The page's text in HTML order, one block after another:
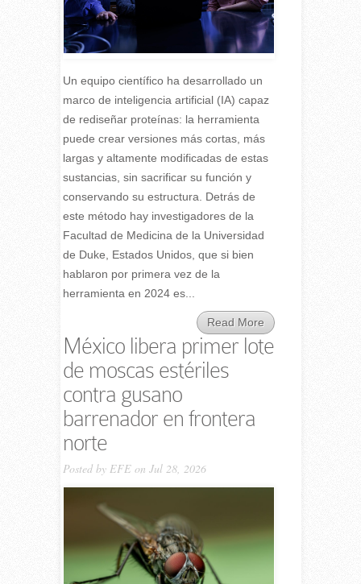
Un equipo científico ha desarrollado un
marco de inteligencia artificial (IA) capaz
de rediseñar proteínas: la herramienta
puede crear versiones más cortas, más
largas y altamente modificadas de estas
sustancias, sin sacrificar su función y
conservando su estructura. Detrás de
este método hay investigadores de la
Facultad de Medicina de la Universidad
de Duke, Estados Unidos, que si bien
hablaron por primera vez de la
herramienta en 2024 es...
Read More
México libera primer lote
de moscas estériles
contra gusano
barrenador en frontera
norte
Posted by EFEon Jul 28, 2026